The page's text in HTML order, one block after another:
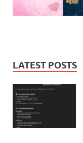
LATEST POSTS